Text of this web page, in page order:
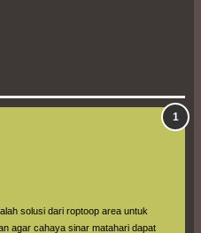
dari roptoop area untuk
agar cahaya sinar matahari dapat